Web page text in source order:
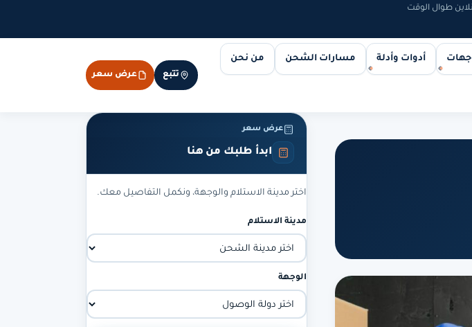
أدوات وأدلة مسارات الشحن من نحن
تتبع عرض سعر
عرض سعر
ابدأ طلبك من هنا
اختر مدينة الاستلام والوجهة، ونكمل التفاصيل معك.
مدينة الاستلام
الوجهة